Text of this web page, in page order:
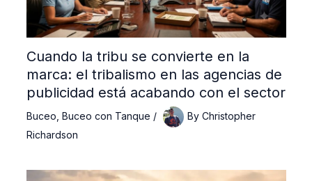
Cuando la tribu se convierte en la
marca: el tribalismo en las agencias de
publicidad está acabando con el sector
Buceo Buceo con Tanque / By Christopher
Richardson